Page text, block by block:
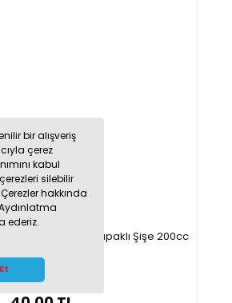
bir alışveriş
çerez
kabul
silebilir
hakkında
ederiz.
200 ml - Siyah Kapaklı Şişe 200cc